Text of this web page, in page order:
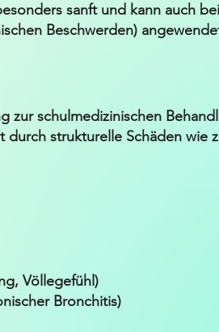
sanft und kann auch
Beschwerden)
zur schulmedizinischen
strukturelle Schäden wie
Völlegefühl)
Bronchitis)